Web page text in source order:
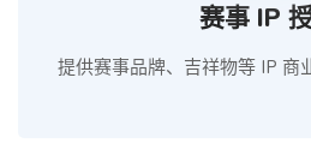
赛事 IP
提供赛事品牌、吉祥物等 IP 商